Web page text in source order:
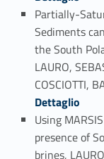
Partially-
Sediments
the South
LAURO,
COSCIOTTI,
Dettaglio
Using
presence of
brines,